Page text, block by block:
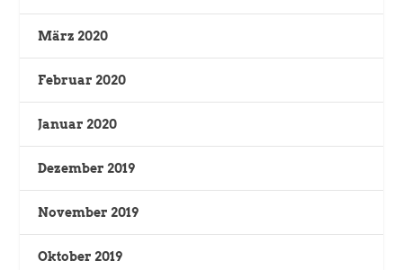
März 2020
Februar 2020
Januar 2020
Dezember 2019
November 2019
Oktober 2019